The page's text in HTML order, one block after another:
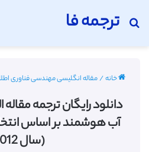
ترجمه فا
جستجو برای
خانه/مقاله انگلیسی مهندسی فناوری اطلاعات
دانلود رایگان ترجمه
آب هوشمند بر اساس
(سال 2012)